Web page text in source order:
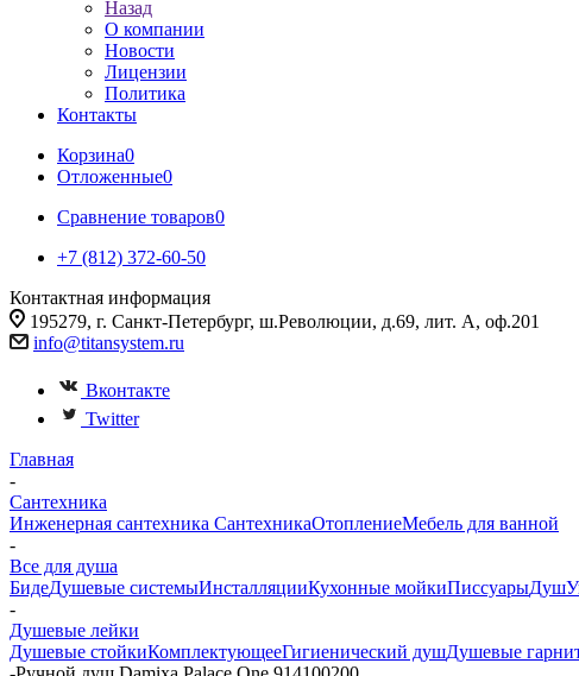
Назад
О компании
Новости
Лицензии
Политика
Контакты
Корзина0
Отложенные0
Сравнение товаров0
+7 (812) 372-60-50
Контактная информация
195279, г. Санкт-Петербург, ш.Революции, д.69, лит. А, оф.201
info@titansystem.ru
Вконтакте
Twitter
Главная
-
Сантехника
Инженерная сантехника СантехникаОтоплениеМебель для ванной
-
Все для душа
БидеДушевые системыИнсталляцииКухонные мойкиПиссуарыДуш
-
Душевые лейки
Душевые стойкиКомплектующееГигиенический душДушевые